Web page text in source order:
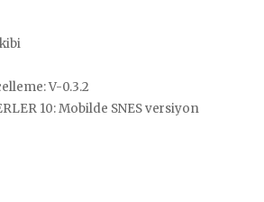
V-0.3.2
10: Mobilde SNES versiyon